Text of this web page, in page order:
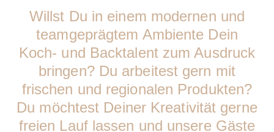
Willst Du in einem modernen und
teamgeprägtem Ambiente Dein
Koch- und Backtalent zum Ausdruck
bringen? Du arbeitest gern mit
frischen und regionalen Produkten?
Du möchtest Deiner Kreativität gerne
freien Lauf lassen und unsere Gäste